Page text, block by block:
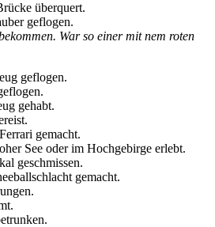
überquert.
geflogen.
War so einer mit nem roten
geflogen.
gehabt.
gemacht.
See oder im Hochgebirge erlebt.
geschmissen.
gemacht.